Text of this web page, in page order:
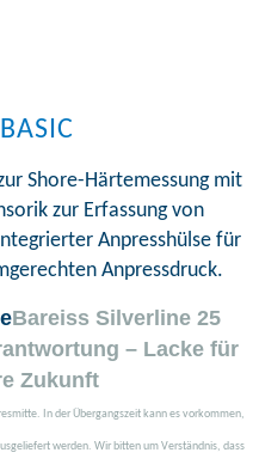
Shore-Härtemessung mit
zur Erfassung von
Anpresshülse für
Anpressdruck.
Bareiss Silverline 25
– Lacke für
Zukunft
In der Übergangszeit kann es vorkommen,
werden. Wir bitten um Verständnis, dass